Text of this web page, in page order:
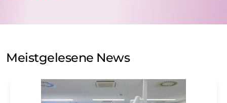
auf Basis unsererDatenschutzerklärung. LUMITOS darf
Meinungsforschung per E-Mail kontaktieren. Ihre
Einwilligung können Sie jederzeit ohne Angabe von
Str. 2, 12489 Berlin oder per E-Mail unter
widerruf@lumitos.commit Wirkung für die Zukunft
Meistgelesene News